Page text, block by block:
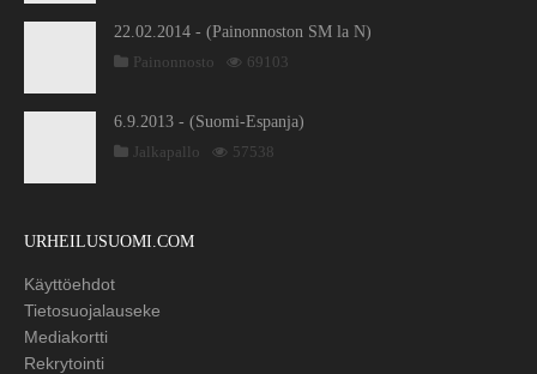
22.02.2014 - (Painonnoston SM la N)
Painonnosto
69103
6.9.2013 - (Suomi-Espanja)
Jalkapallo
57538
URHEILUSUOMI.COM
Käyttöehdot
Tietosuojalauseke
Mediakortti
Rekrytointi